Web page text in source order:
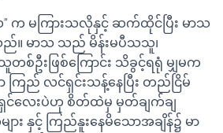
က မကြားသလိုနှင့် ဆက်ထိုင်ပြီး မာသ
။ မာသ သည် မိန်းမပီသသူ၊
စ်ဦးဖြစ်ကြောင်း သိခွင့်ရရုံ မျှမက
ကြည် လင်ရှင်းသန့်နေပြီး တည်ငြိမ်
င်လေးပဲဟု စိတ်ထဲမှ မှတ်ချက်ချ
ား နှင့် ကြည်နူးနေမိသောအချိန်၌ မာ